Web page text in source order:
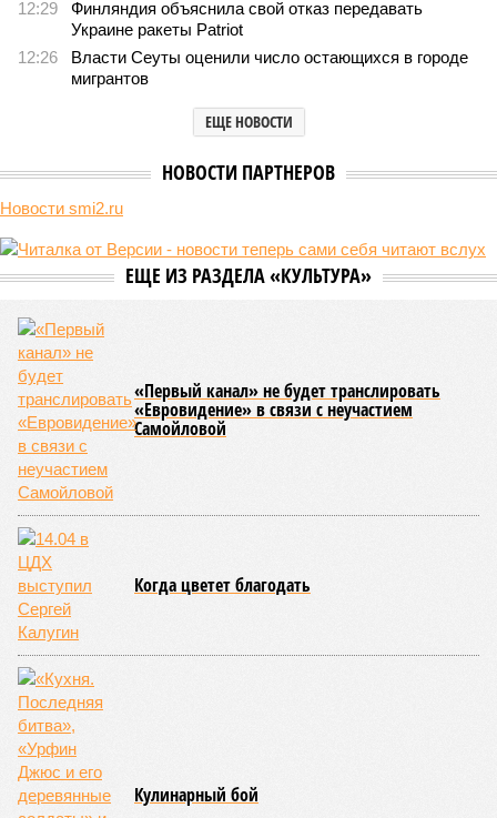
(фото: Deep Vision)
Премьер закавказской республики Никол Пашинян заявил, что
его страна может потребовать у Москвы до 2 млрд долларов
ежегодно за аренду Южно-Кавказской железной дороги (ЮКЖД).
причём исключительно за российский счёт. И в
складывающейся ситуации, кажется, больше вопросов не к
По мнению
выходящего. Дескать, Ереван считает транспортную сеть
своей собственностью и теперь намерен просить за аренду
«железки» означенную сумму. При этом, как отмечают
эксперты, армянская сторона, выставляя этот счёт, не
раскрыла методику его калькуляции, то есть, получается,
взяла цифры с потолка. Отдельно стоит отметить, что
заключённый в 2008 году между Арменией и ОАО «РЖД»
концессионный договор, согласно которому российская
компания получила в управление «железку» республики до
2038-го, вероятно, вовсе не предусматривает такой
постановки вопроса.
Неудивительно, что гендиректор РЖД
реагируя на словесные интервенции Пашиняна, выступил
со словно растерянно-обиженным комментарием. И,
кажется, стало только хуже. Как отметил менеджер, ЮКЖД
и РЖД«последовательно и в полном объёме исполняют
взятые на себя обязательства в рамках концессионного
договора от 2008 года». «Концессия дала Армении
современную железную дорогу, при этом освободив